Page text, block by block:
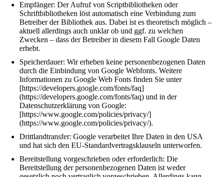
Empfänger: Der Aufruf von Scriptbibliotheken oder
Schriftbibliotheken löst automatisch eine Verbindung zum
Betreiber der Bibliothek aus. Dabei ist es theoretisch möglich –
aktuell allerdings auch unklar ob und ggf. zu welchen
Zwecken – dass der Betreiber in diesem Fall Google Daten
erhebt.
Speicherdauer: Wir erheben keine personenbezogenen Daten
durch die Einbindung von Google Webfonts. Weitere
Informationen zu Google Web Fonts finden Sie unter
[https://developers.google.com/fonts/faq]
(https://developers.google.com/fonts/faq) und in der
Datenschutzerklärung von Google:
[https://www.google.com/policies/privacy/]
(https://www.google.com/policies/privacy/).
Drittlandtransfer: Google verarbeitet Ihre Daten in den USA
und hat sich den EU-Standardvertragsklauseln unterworfen.
Bereitstellung vorgeschrieben oder erforderlich: Die
Bereitstellung der personenbezogenen Daten ist weder